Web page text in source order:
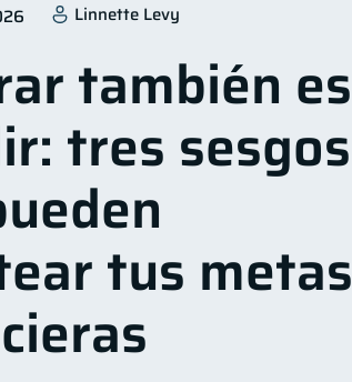
Derechos & Deberes 4
Abandonada 2 Inversiones 2
Fraudes 1
Gasto responsable
Linnette Levy
también es
tres sesgos
tus metas